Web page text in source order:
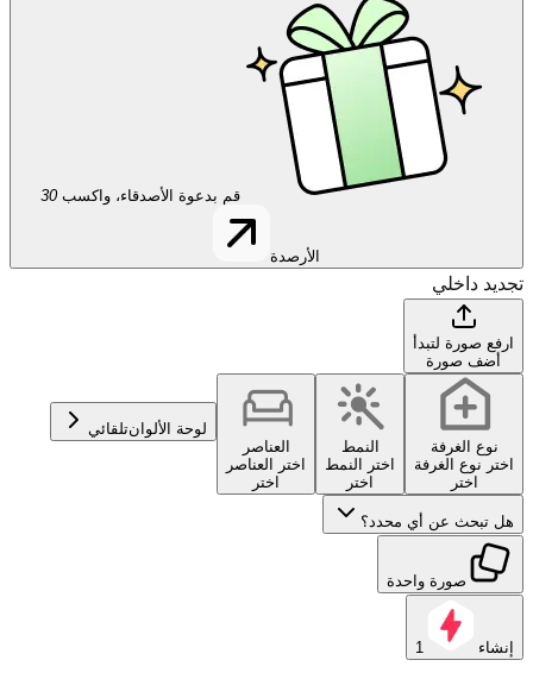
قم بدعوة الأصدقاء، واكسب 30
الأرصدة
تجديد داخلي
ارفع صورة لتبدأ
أضف صورة
نوع الغرفة
اختر نوع الغرفة
اختر
النمط
اختر النمط
اختر
العناصر
اختر العناصر
اختر
لوحة الألوانتلقائي
هل تبحث عن أي محدد؟
صورة واحدة
إنشاء 1